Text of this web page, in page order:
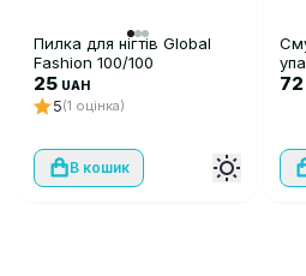
Пилка для нігтів Global
Fashion 100/100
25 UAH
5(1 оцінка)
В кошик
72